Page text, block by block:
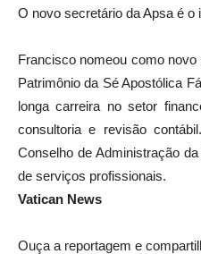
O novo secretário da Apsa é o
Francisco nomeou como
Patrimônio da Sé Apostólica
longa carreira no setor
consultoria e revisão
Conselho de Administração
de serviços profissionais.
Vatican News
Ouça a reportagem e